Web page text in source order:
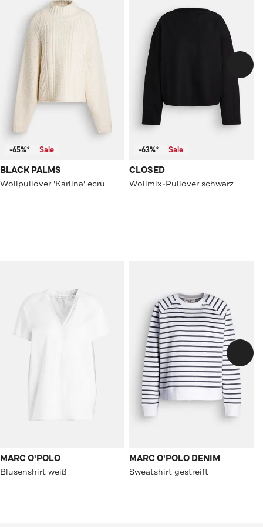
-65%* Sale
BLACK PALMS
Wollpullover 'Karlina' ecru
-63%* Sale
CLOSED
Wollmix-Pullover schwarz
MARC O'POLO
Blusenshirt weiß
MARC O'POLO DENIM
Sweatshirt gestreift